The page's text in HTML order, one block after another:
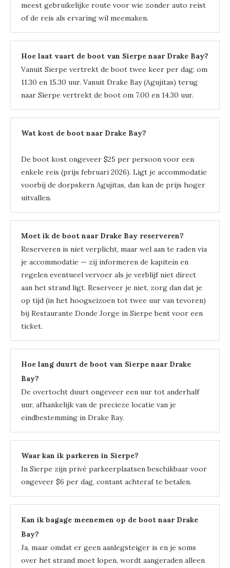
meest gebruikelijke route voor wie zonder auto reist
of de reis als ervaring wil meemaken.
Hoe laat vaart de boot van Sierpe naar Drake Bay?
Vanuit Sierpe vertrekt de boot twee keer per dag: om
11.30 en 15.30 uur. Vanuit Drake Bay (Agujitas) terug
naar Sierpe vertrekt de boot om 7.00 en 14.30 uur.
Wat kost de boot naar Drake Bay?
De boot kost ongeveer $25 per persoon voor een
enkele reis (prijs februari 2026). Ligt je accommodatie
voorbij de dorpskern Agujitas, dan kan de prijs hoger
uitvallen.
Moet ik de boot naar Drake Bay reserveren?
Reserveren is niet verplicht, maar wel aan te raden via
je accommodatie — zij informeren de kapitein en
regelen eventueel vervoer als je verblijf niet direct
aan het strand ligt. Reserveer je niet, zorg dan dat je
op tijd (in het hoogseizoen tot twee uur van tevoren)
bij Restaurante Donde Jorge in Sierpe bent voor een
ticket.
Hoe lang duurt de boot van Sierpe naar Drake
Bay?
De overtocht duurt ongeveer een uur tot anderhalf
uur, afhankelijk van de precieze locatie van je
eindbestemming in Drake Bay.
Waar kan ik parkeren in Sierpe?
In Sierpe zijn privé parkeerplaatsen beschikbaar voor
ongeveer $6 per dag, contant achteraf te betalen.
Kan ik bagage meenemen op de boot naar Drake
Bay?
Ja, maar omdat er geen aanlegsteiger is en je soms
over het strand moet lopen, wordt aangeraden alleen